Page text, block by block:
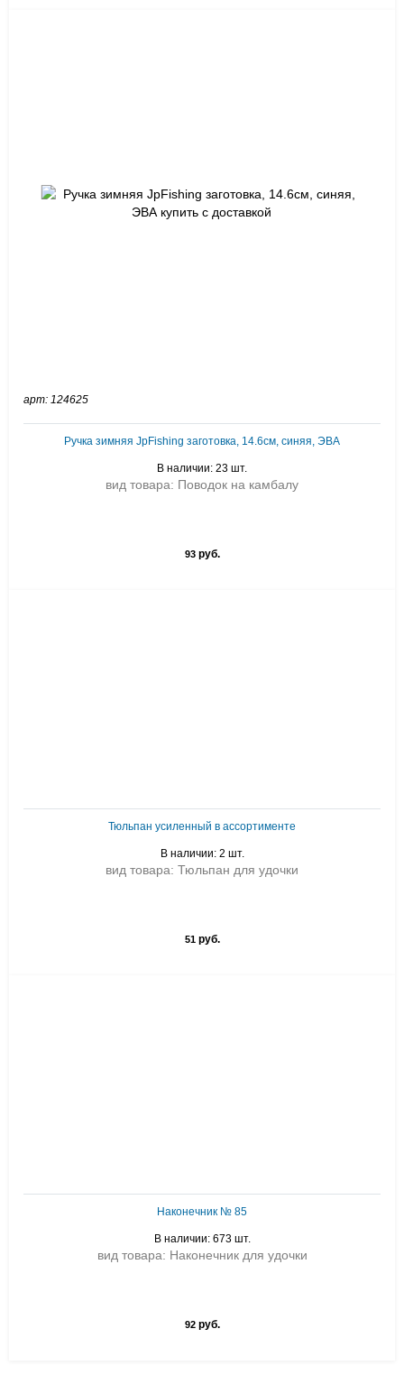
арт: 124625
Ручка зимняя JpFishing заготовка, 14.6см, синяя, ЭВА
В наличии: 23 шт.
вид товара: Поводок на камбалу
93руб.
Тюльпан усиленный в ассортименте
В наличии: 2 шт.
вид товара: Тюльпан для удочки
51руб.
Наконечник № 85
В наличии: 673 шт.
вид товара: Наконечник для удочки
92руб.